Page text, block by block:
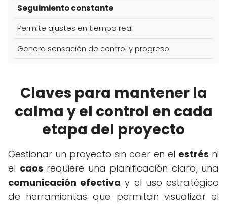
Seguimiento constante
Permite ajustes en tiempo real
Genera sensación de control y progreso
Claves para mantener la
calma y el control en cada
etapa del proyecto
Gestionar un proyecto sin caer en el estrés ni
el caos requiere una planificación clara, una
comunicación efectiva y el uso estratégico
de herramientas que permitan visualizar el